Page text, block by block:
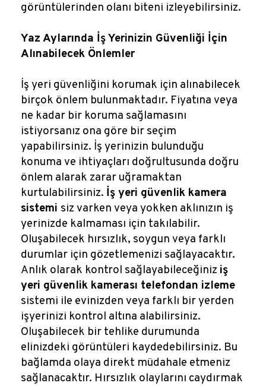
görüntülerinden olanı biteni izleyebilirsiniz.
Yaz Aylarında İş Yerinizin Güvenliği İçin
Alınabilecek Önlemler
İş yeri güvenliğini korumak için alınabilecek
birçok önlem bulunmaktadır. Fiyatına veya
ne kadar bir koruma sağlamasını
istiyorsanız ona göre bir seçim
yapabilirsiniz. İş yerinizin bulunduğu
konuma ve ihtiyaçları doğrultusunda doğru
önlem alarak zarar uğramaktan
kurtulabilirsiniz. İş yeri güvenlik kamera
sistemi siz varken veya yokken aklınızın iş
yerinizde kalmaması için takılabilir.
Oluşabilecek hırsızlık, soygun veya farklı
durumlar için gözetlemenizi sağlayacaktır.
Anlık olarak kontrol sağlayabileceğiniz iş
yeri güvenlik kamerası telefondan izleme
sistemi ile evinizden veya farklı bir yerden
işyerinizi kontrol altına alabilirsiniz.
Oluşabilecek bir tehlike durumunda
elinizdeki görüntüleri kaydedebilirsiniz. Bu
bağlamda olaya direkt müdahale etmeniz
sağlanacaktır. Hırsızlık olaylarını caydırmak